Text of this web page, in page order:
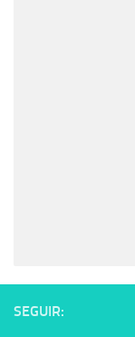
SEGUIR: